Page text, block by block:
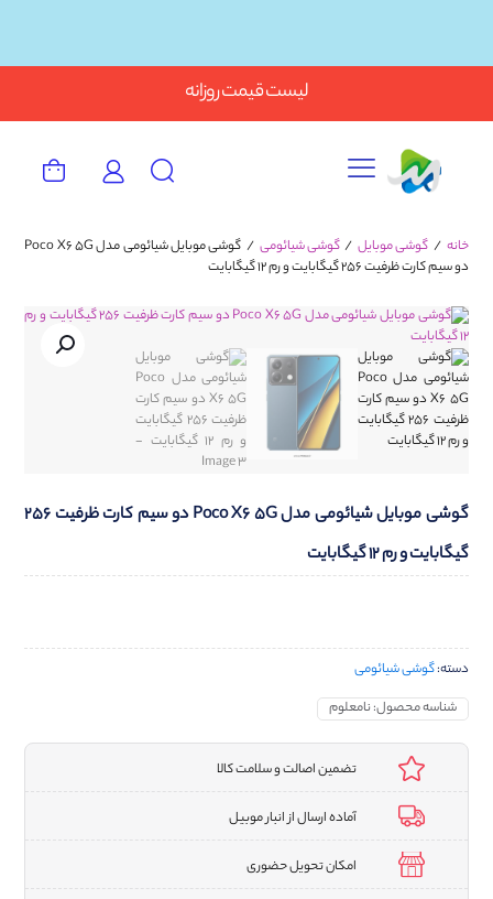
لیست قیمت روزانه
خانه / گوشی موبایل/گوشی شیائومی /
گوشی موبایل شیائومی مدل Poco X6 5G
دو سیم کارت ظرفیت 256 گیگابایت و رم 12 گیگابایت
گوشی موبایل شیائومی مدل Poco X6 5G دو سیم کارت ظرفیت 256
گیگابایت و رم 12 گیگابایت
دسته:گوشی شیائومی
شناسه محصول:نامعلوم
تضمین اصالت و سلامت کالا
آماده ارسال از انبار موبیل
امکان تحویل حضوری